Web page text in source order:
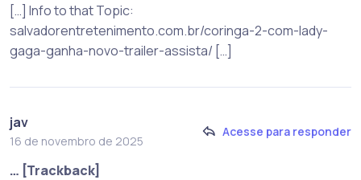
[…] Info to that Topic:
salvadorentretenimento.com.br/coringa-2-com-lady-
gaga-ganha-novo-trailer-assista/ […]
jav
16 de novembro de 2025
Acesse para responder
… [Trackback]